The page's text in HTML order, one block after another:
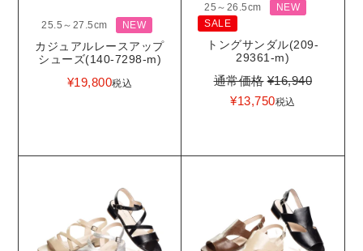
25.5～27.5cm NEW
カジュアルレースアップ
シューズ(140-7298-m)
¥19,800税込
25～26.5cm
NEW
SALE
トングサンダル(209-
29361-m)
通常価格 ¥16,940
¥13,750税込